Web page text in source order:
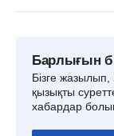
Барлығын
Бізге жазылып,
қызықты
хабардар